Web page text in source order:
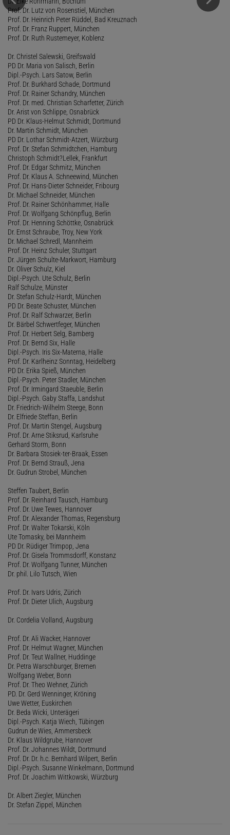
Prof. Dr. Lutz von Rosenstiel, München
Prof. Dr. Heinrich Peter Rüddel, Bad Kreuznach
Prof. Dr. Franz Ruppert, München
Prof. Dr. Ruth Rustemeyer, Koblenz
Dr. Christel Salewski, Greifswald
PD Dr. Maria von Salisch, Berlin
Dipl.-Psych. Lars Satow, Berlin
Prof. Dr. Burkhard Schade, Dortmund
Prof. Dr. Rainer Schandry, München
Prof. Dr. med. Christian Scharfetter, Zürich
Dr. Arist von Schlippe, Osnabrück
PD Dr. Klaus-Helmut Schmidt, Dortmund
Dr. Martin Schmidt, München
PD Dr. Lothar Schmidt-Atzert, Würzburg
Prof. Dr. Stefan Schmidtchen, Hamburg
Christoph Schmidt?Lellek, Frankfurt
Prof. Dr. Edgar Schmitz, München
Prof. Dr. Klaus A. Schneewind, München
Prof. Dr. Hans-Dieter Schneider, Fribourg
Dr. Michael Schneider, München
Prof. Dr. Rainer Schönhammer, Halle
Prof. Dr. Wolfgang Schönpflug, Berlin
Prof. Dr. Henning Schöttke, Osnabrück
Dr. Ernst Schraube, Troy, New York
Dr. Michael Schredl, Mannheim
Prof. Dr. Heinz Schuler, Stuttgart
Dr. Jürgen Schulte-Markwort, Hamburg
Dr. Oliver Schulz, Kiel
Dipl.-Psych. Ute Schulz, Berlin
Ralf Schulze, Münster
Dr. Stefan Schulz-Hardt, München
PD Dr. Beate Schuster, München
Prof. Dr. Ralf Schwarzer, Berlin
Dr. Bärbel Schwertfeger, München
Prof. Dr. Herbert Selg, Bamberg
Prof. Dr. Bernd Six, Halle
Dipl.-Psych. Iris Six-Materna, Halle
Prof. Dr. Karlheinz Sonntag, Heidelberg
PD Dr. Erika Spieß, München
Dipl.-Psych. Peter Stadler, München
Prof. Dr. Irmingard Staeuble, Berlin
Dipl.-Psych. Gaby Staffa, Landshut
Dr. Friedrich-Wilhelm Steege, Bonn
Dr. Elfriede Steffan, Berlin
Prof. Dr. Martin Stengel, Augsburg
Prof. Dr. Arne Stiksrud, Karlsruhe
Gerhard Storm, Bonn
Dr. Barbara Stosiek-ter-Braak, Essen
Prof. Dr. Bernd Strauß, Jena
Dr. Gudrun Strobel, München
Steffen Taubert, Berlin
Prof. Dr. Reinhard Tausch, Hamburg
Prof. Dr. Uwe Tewes, Hannover
Prof. Dr. Alexander Thomas, Regensburg
Prof. Dr. Walter Tokarski, Köln
Ute Tomasky, bei Mannheim
PD Dr. Rüdiger Trimpop, Jena
Prof. Dr. Gisela Trommsdorff, Konstanz
Prof. Dr. Wolfgang Tunner, München
Dr. phil. Lilo Tutsch, Wien
Prof. Dr. Ivars Udris, Zürich
Prof. Dr. Dieter Ulich, Augsburg
Dr. Cordelia Volland, Augsburg
Prof. Dr. Ali Wacker, Hannover
Prof. Dr. Helmut Wagner, München
Prof. Dr. Teut Wallner, Huddinge
Dr. Petra Warschburger, Bremen
Wolfgang Weber, Bonn
Prof. Dr. Theo Wehner, Zürich
PD. Dr. Gerd Wenninger, Kröning
Uwe Wetter, Euskirchen
Dr. Beda Wicki, Unterägeri
Dipl.-Psych. Katja Wiech, Tübingen
Gudrun de Wies, Ammersbeck
Dr. Klaus Wildgrube, Hannover
Prof. Dr. Johannes Wildt, Dortmund
Prof. Dr. Dr. h.c. Bernhard Wilpert, Berlin
Dipl.-Psych. Susanne Winkelmann, Dortmund
Prof. Dr. Joachim Wittkowski, Würzburg
Dr. Albert Ziegler, München
Dr. Stefan Zippel, München